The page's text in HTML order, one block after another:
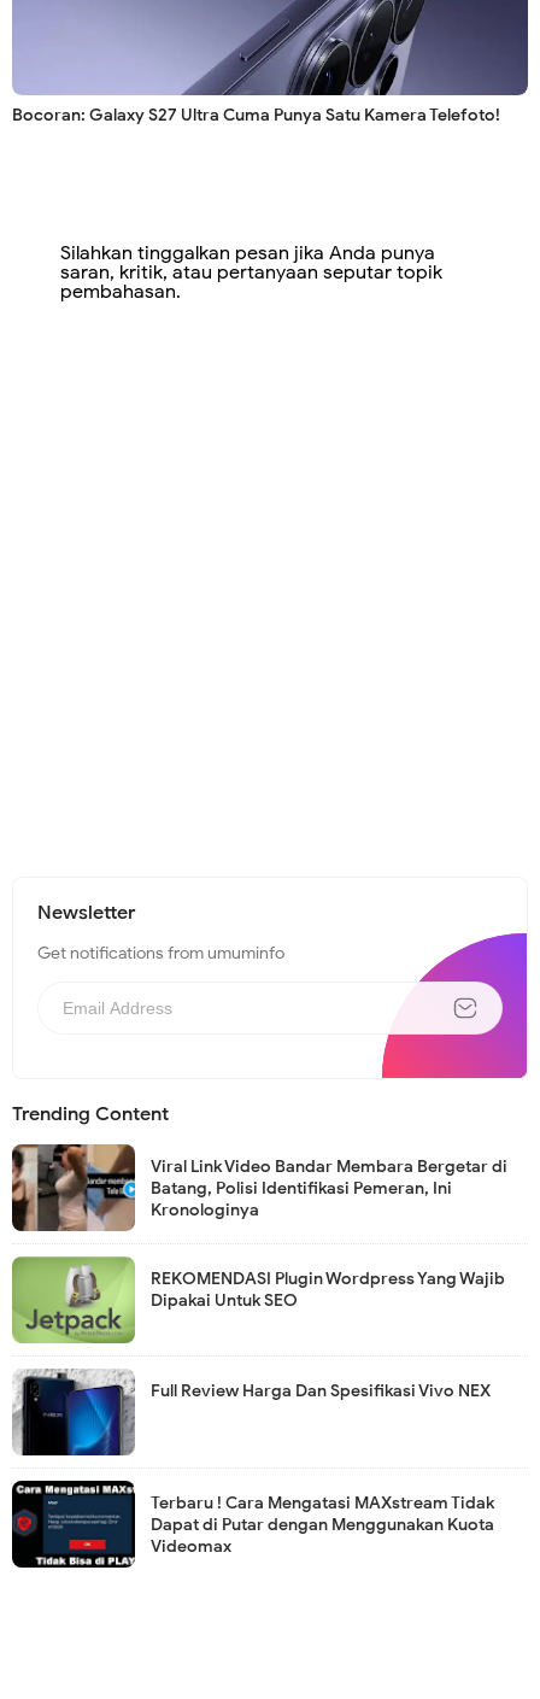
Bocoran: Galaxy S27 Ultra Cuma Punya Satu Kamera Telefoto!
Silahkan tinggalkan pesan jika Anda punya
saran, kritik, atau pertanyaan seputar topik
pembahasan.
Newsletter
Get notifications from umuminfo
Trending Content
Viral Link Video Bandar Membara Bergetar di
Batang, Polisi Identifikasi Pemeran, Ini
Kronologinya
REKOMENDASI Plugin Wordpress Yang Wajib
Dipakai Untuk SEO
Full Review Harga Dan Spesifikasi Vivo NEX
Terbaru ! Cara Mengatasi MAXstream Tidak
Dapat di Putar dengan Menggunakan Kuota
Videomax